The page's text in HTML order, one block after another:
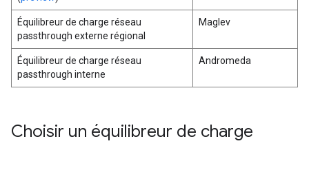
Équilibreur de charge réseau
passthrough externe régional
Maglev
Équilibreur de charge réseau
passthrough interne
Andromeda
Choisir un équilibreur de charge